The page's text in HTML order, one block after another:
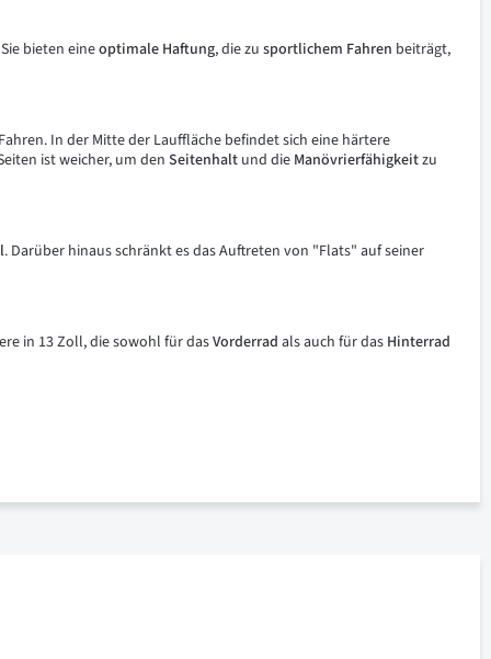
bieten eineoptimale Haftung, die zu sportlichem Fahren beiträgt,
In der Mitte der Lauffläche befindet sich eine härtere
ist weicher, um den Seitenhalt und die Manövrierfähigkeitzu
. Darüber hinaus schränkt es das Auftreten von "Flats" auf seiner
in 13 Zoll, die sowohl für dasVorderrad als auch für das Hinterrad